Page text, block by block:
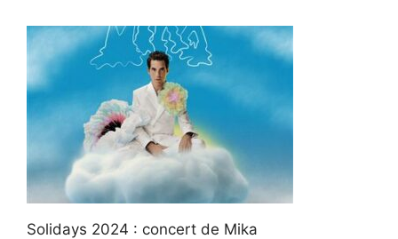
Solidays 2024 : concert de Mika